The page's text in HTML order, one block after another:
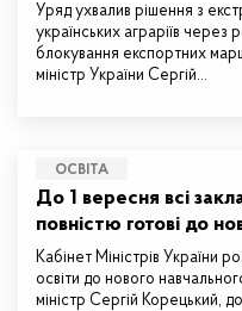
Уряд ухвалив рішення з
українських аграріїв через
блокування експортних
міністр України Сергій…
ОСВІТА
До 1 вересня всі
повністю готові до
Кабінет Міністрів України
освіти до нового
міністр Сергій Корецький,